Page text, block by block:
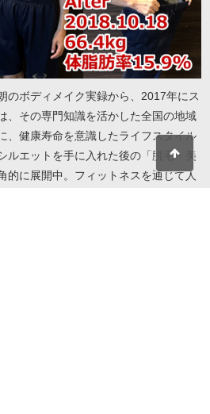
のボディメイク実録から、2017年にス
、その専門知識を活かした全国の地域
、健康寿命を意識したライフスタイル
ルエットを手に入れた後の「脱毛・美
的に展開中。フィットネスを通じて人